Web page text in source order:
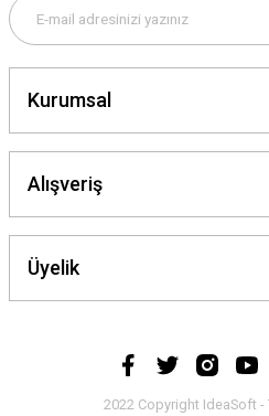
Gönder
Kurumsal
Alışveriş
Üyelik
2022 Copyright IdeaSoft -